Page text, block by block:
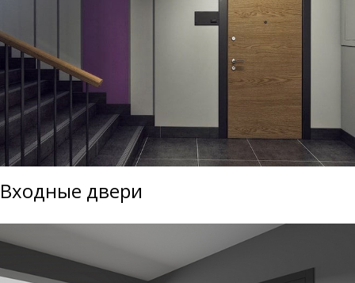
Входные двери